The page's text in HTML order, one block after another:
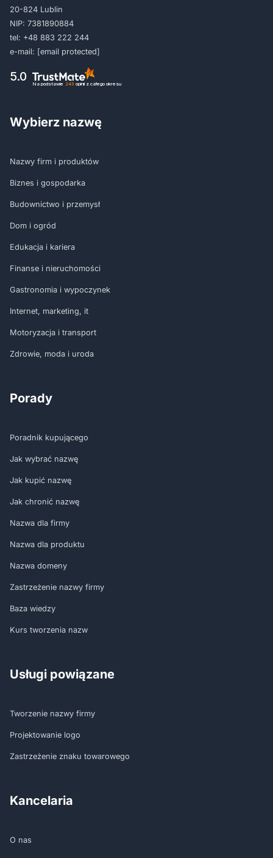
20-824 Lublin
NIP: 7381890884
tel: +48 883 222 244
e-mail: [email protected]
5.0
Na podstawie 243 opinii z całego okresu
Wybierz nazwę
Nazwy firm i produktów
Biznes i gospodarka
Budownictwo i przemysł
Dom i ogród
Edukacja i kariera
Finanse i nieruchomości
Gastronomia i wypoczynek
Internet, marketing, it
Motoryzacja i transport
Zdrowie, moda i uroda
Porady
Poradnik kupującego
Jak wybrać nazwę
Jak kupić nazwę
Jak chronić nazwę
Nazwa dla firmy
Nazwa dla produktu
Nazwa domeny
Zastrzeżenie nazwy firmy
Baza wiedzy
Kurs tworzenia nazw
Usługi powiązane
Tworzenie nazwy firmy
Projektowanie logo
Zastrzeżenie znaku towarowego
Kancelaria
O nas